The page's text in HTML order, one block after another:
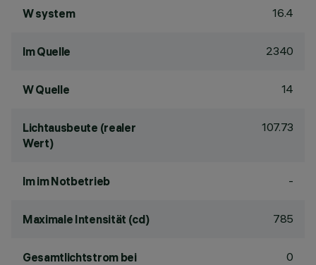
W system 16.4
lm Quelle 2340
W Quelle 14
Lichtausbeute (realer
Wert)
107.73
lm im Notbetrieb -
Maximale Intensität (cd) 785
Gesamtlichtstrom bei
0